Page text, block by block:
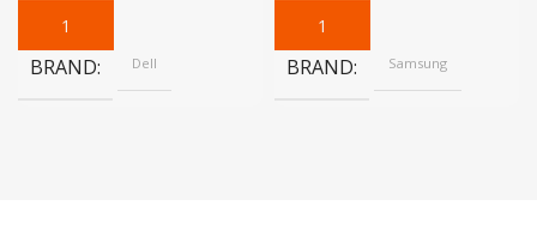
BRAND Dell BRAND Samsung